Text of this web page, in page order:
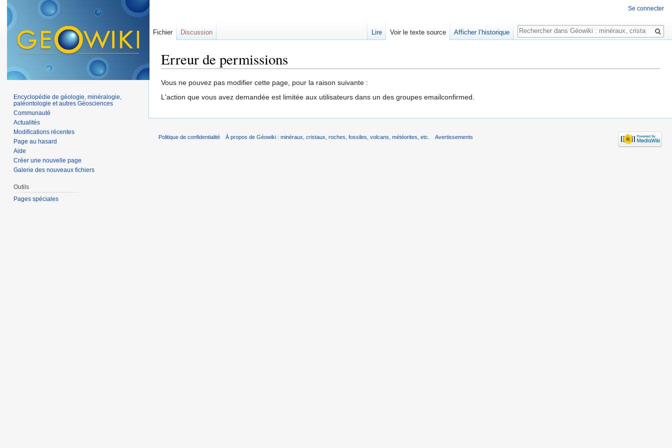
Erreur de permissions
Vous ne pouvez pas modifier cette page, pour la raison suivante :
L'action que vous avez demandée est limitée aux utilisateurs dans un des groupes emailconfirmed.
Se connecter
Fichier Discussion Lire Voir le texte source Afficher l’historique
Rechercher
Encyclopédie de géologie, minéralogie,
paléontologie et autres Géosciences
Communauté
Actualités
Modifications récentes
Page au hasard
Aide
Créer une nouvelle page
Galerie des nouveaux fichiers
Outils
Pages spéciales
Politique de confidentialité À propos de Géowiki : minéraux, cristaux, roches, fossiles, volcans, météorites, etc. Avertissements